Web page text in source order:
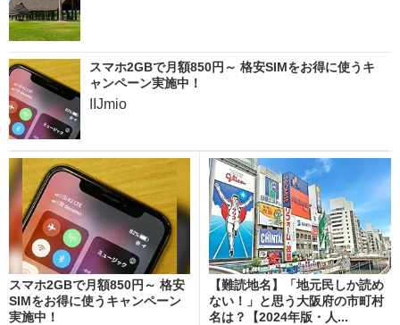
スマホ2GBで月額850円～ 格安SIMをお得に使うキ
ャンペーン実施中！
IIJmio
スマホ2GBで月額850円～ 格安
SIMをお得に使うキャンペーン
実施中！
【難読地名】「地元民しか読め
ない！」と思う大阪府の市町村
名は？【2024年版・人...